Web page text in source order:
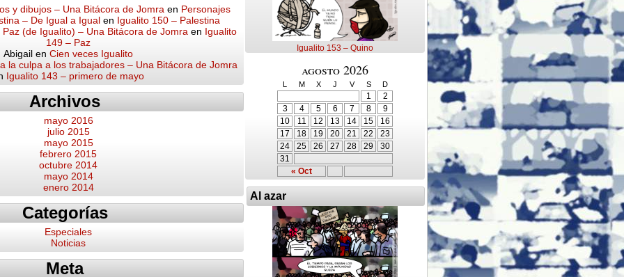
y dibujos – Una Bitácora de Jomra en Personajes
– De Igual a Igual en Igualito 150 – Palestina
(de Igualito) – Una Bitácora de Jomra en Igualito
149 – Paz
Abigail en Cien veces Igualito
la culpa a los trabajadores – Una Bitácora de Jomra
Igualito 143 – primero de mayo
Archivos
mayo 2016
julio 2015
mayo 2015
febrero 2015
octubre 2014
mayo 2014
enero 2014
Categorías
Especiales
Noticias
Meta
Igualito 153 – Quino
agosto 2026
L M X J V S D
« Oct
1
2
3
4 5 6 7 8
9
10
11 12 13 14 15
16
17
18 19 20 21 22
23
24
25 26 27 28 29
30
31
Al azar